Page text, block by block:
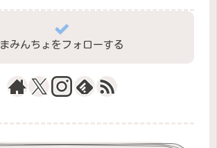
まみんちょをフォローする